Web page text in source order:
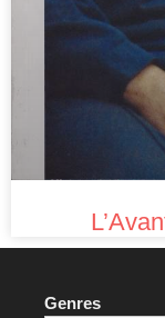
Genres